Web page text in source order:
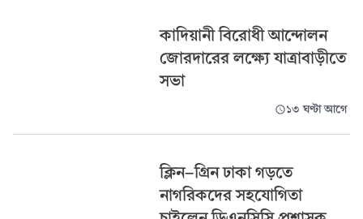
কাদিয়ানী বিরোধী আন্দোলন
জোরদারের লক্ষ্যে যাত্রাবাড়ীতে
সভা
১৩ ঘণ্টা আগে
ক্লিন-গ্রিন ঢাকা গড়তে
নাগরিকদের সহযোগিতা